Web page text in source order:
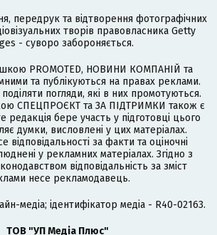
передрук та відтворення фотографічних
творів правовласника Getty
- суворо забороняється.
PROMOTED, НОВИНИ КОМПАНІЙ та
та публікуються на правах реклами.
погляди, які в них промотуються.
СПЕЦПРОЄКТ та ЗА ПІДТРИМКИ також є
редакція бере участь у підготовці цього
думки, висловлені у цих матеріалах.
відповідальності за факти та оціночні
у рекламних матеріалах. Згідно з
відповідальність за зміст
несе рекламодавець.
медіа; ідентифікатор медіа - R40-02163.
ТОВ "УП Медіа Плюс"